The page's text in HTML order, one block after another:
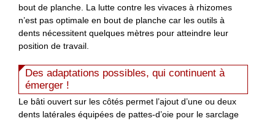
bout de planche. La lutte contre les vivaces à rhizomes
n’est pas optimale en bout de planche car les outils à
dents nécessitent quelques mètres pour atteindre leur
position de travail.
Des adaptations possibles, qui continuent à
émerger !
Le bâti ouvert sur les côtés permet l’ajout d’une ou deux
dents latérales équipées de pattes-d’oie pour le sarclage